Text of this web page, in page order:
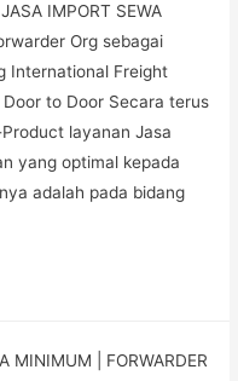
IMPORT SEWA
Org sebagai
International Freight
to Door Secara terus
layanan Jasa
yang optimal kepada
adalah pada bidang